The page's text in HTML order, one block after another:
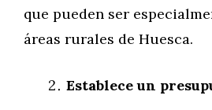
que pueden ser
áreas rurales de Huesca.
Establece un